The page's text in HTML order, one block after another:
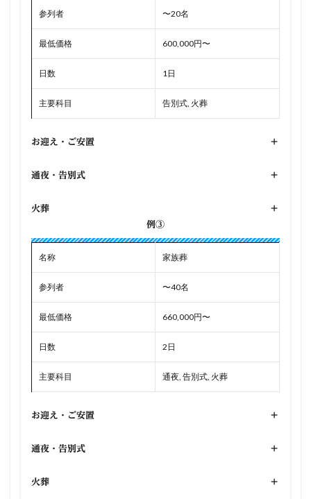
参列者 〜20名
最低価格 600,000円〜
日数 1日
主要科目 告別式, 火葬
お迎え・ご安置 +
通夜・告別式 +
火葬
+
例③
名称 家族葬
参列者 〜40名
最低価格 660,000円〜
日数 2日
主要科目 通夜, 告別式, 火葬
お迎え・ご安置 +
通夜・告別式 +
火葬 +